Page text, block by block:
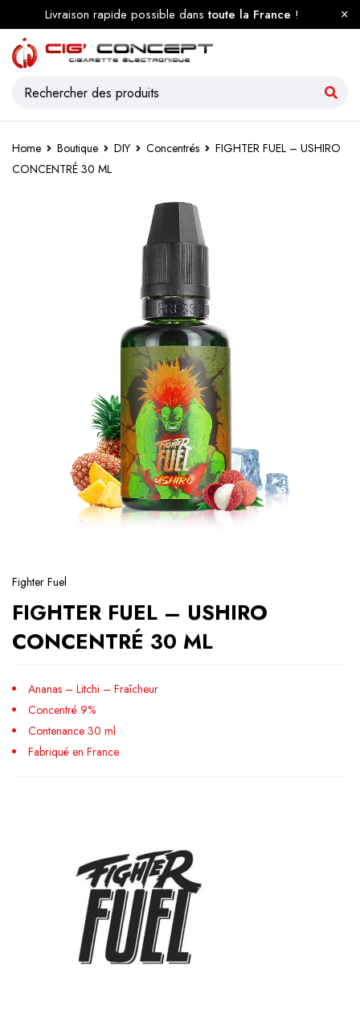
Livraison rapide possible danstoute la France !
Home Boutique DIY Concentrés
FIGHTER FUEL – USHIRO
CONCENTRÉ 30 ML
Fighter Fuel
FIGHTER FUEL – USHIRO
CONCENTRÉ 30 ML
Ananas – Litchi – Fraîcheur
Concentré 9%
Contenance 30 ml
Fabriqué en France